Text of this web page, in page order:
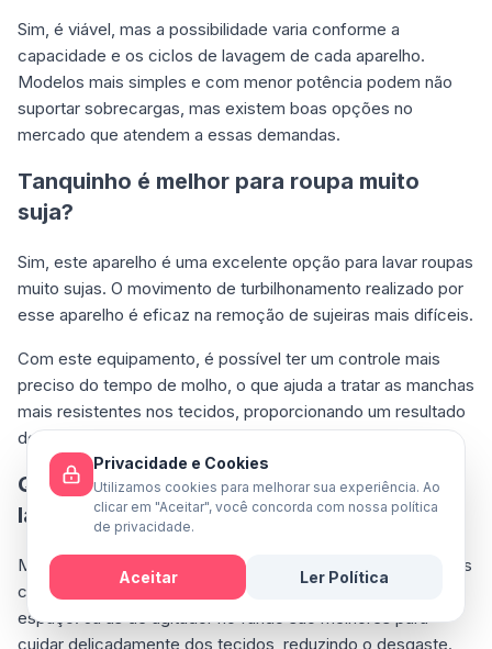
Sim, é viável, mas a possibilidade varia conforme a
capacidade e os ciclos de lavagem de cada aparelho.
Modelos mais simples e com menor potência podem não
suportar sobrecargas, mas existem boas opções no
mercado que atendem a essas demandas.
Tanquinho é melhor para roupa muito
suja?
Sim, este aparelho é uma excelente opção para lavar roupas
muito sujas. O movimento de turbilhonamento realizado por
esse aparelho é eficaz na remoção de sujeiras mais difíceis.
Com este equipamento, é possível ter um controle mais
preciso do tempo de molho, o que ajuda a tratar as manchas
mais resistentes nos tecidos, proporcionando um resultado
de limpeza mais satisfatório e eficiente.
Qual o melhor tanquinho com agitador
lateral ou no fundo?
Máquinas com agitador lateral são excelentes para espaços
compactos, oferecendo eficiência sem ocupar muito
espaço. Já as de agitador no fundo são melhores para
cuidar delicadamente dos tecidos, reduzindo o desgaste.
Privacidade e Cookies
Utilizamos cookies para melhorar sua experiência. Ao
clicar em "Aceitar", você concorda com nossa política
de privacidade.
Aceitar
Ler Política